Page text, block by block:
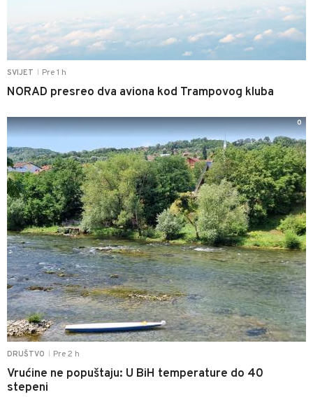
SVIJET Pre 1 h
NORAD presreo dva aviona kod Trampovog kluba
DRUŠTVO Pre 2 h
Vrućine ne popuštaju: U BiH temperature do 40
stepeni
0